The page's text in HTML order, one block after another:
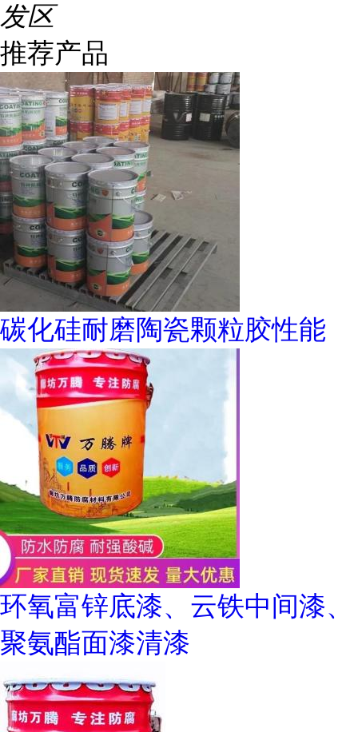
发区
推荐产品
碳化硅耐磨陶瓷颗粒胶性能
环氧富锌底漆、云铁中间漆、
聚氨酯面漆清漆